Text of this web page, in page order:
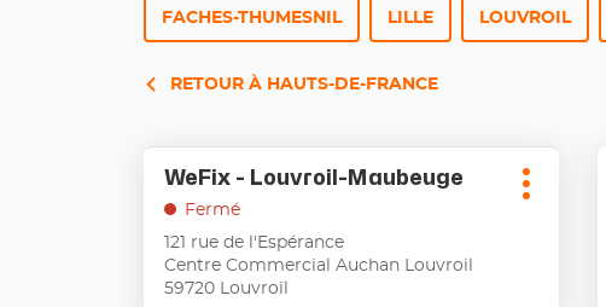
FACHES-THUMESNIL LILLE LOUVROIL
RETOUR À HAUTS-DE-FRANCE
sur
ENTRÉE
pour
obtenir
Point
de
vente
:
WeFix - Louvroil-Maubeuge
Fermé
121 rue de l'Espérance
Centre Commercial Auchan Louvroil
59720 Louvroil
Plus